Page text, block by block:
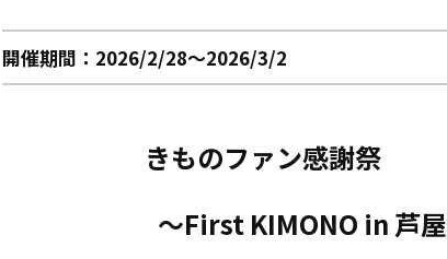
開催期間：2026/2/28～2026/3/2
きものファン感謝祭
～First KIMONO in 芦屋